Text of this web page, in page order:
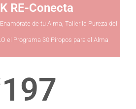
RE-Conecta
de tu Alma, Taller la Pureza del
el Programa 30 Piropos para el Alma
197